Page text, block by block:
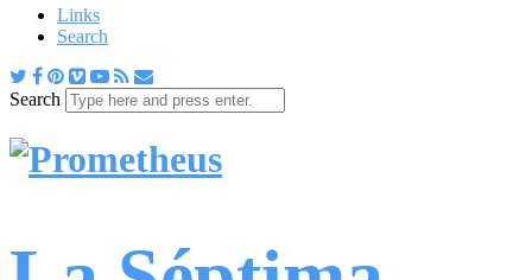
Links
Search
Search